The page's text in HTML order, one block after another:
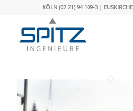
KÖLN (02 21) 94 109-3 |